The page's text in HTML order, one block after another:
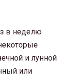
в неделю
и лунной
или